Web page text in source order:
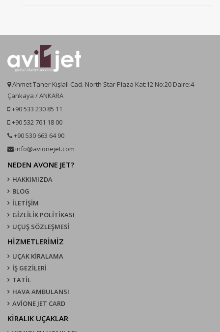
Ahmet Taner Kışlalı Cad. North Star Plaza Kat:12 No:20 Daire:4
Çankaya / ANKARA
+90 533 230 85 11
+90 532 761 18 00
+90 530 663 64 90
info@avionejet.com
NEDEN AVONE JET?
HAKKIMIZDA
BLOG
İLETİŞİM
GİZLİLİK POLİTİKASI
UÇUŞ SÖZLEŞMESI
HİZMETLERİMİZ
UÇAK KIRALAMA
İŞ GEZİLERİ
TATİL
HAVA AMBULANSI
AVİONE JET CARD
KIRALIK UÇAKLAR